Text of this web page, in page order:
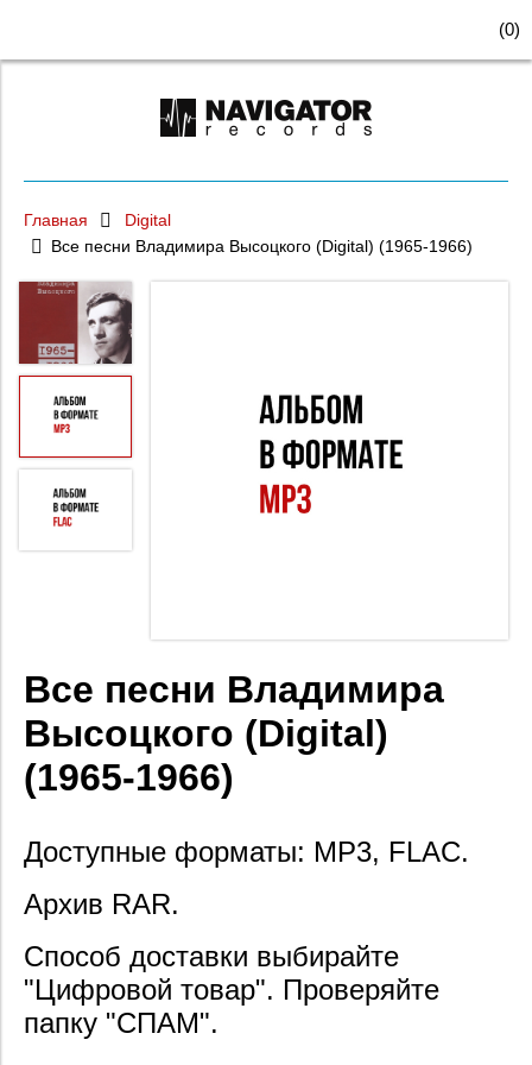
(0)
Главная
Digital
Все песни Владимира Высоцкого (Digital) (1965-1966)
Все песни Владимира
Высоцкого (Digital)
(1965-1966)
Доступные форматы: MP3, FLAC.
Архив RAR.
Способ доставки выбирайте
"Цифровой товар". Проверяйте
папку "СПАМ".